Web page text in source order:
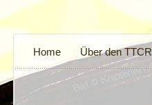
Home Über den TTCR